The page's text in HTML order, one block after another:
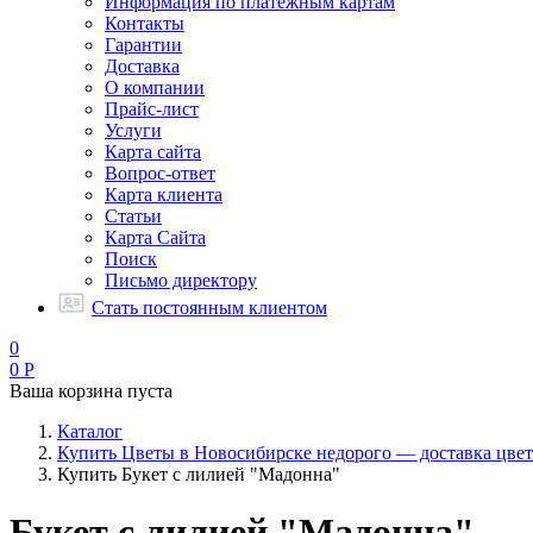
Контакты
Гарантии
Доставка
О компании
Прайс-лист
Услуги
Карта сайта
Вопрос-ответ
Карта клиента
Статьи
Карта Сайта
Поиск
Письмо директору
Стать постоянным клиентом
0
0 Р
Ваша корзина пуста
Каталог
Купить Цветы в Новосибирске недорого — доставка
Купить Букет с лилией "Мадонна"